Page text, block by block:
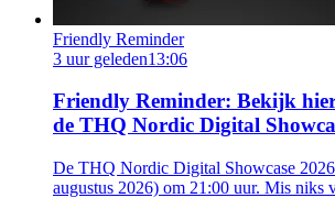
Friendly Reminder
3 uur geleden13:06
Friendly Reminder: Bekijk
de THQ Nordic Digital
De THQ Nordic Digital Showcase
augustus 2026) om 21:00 uur. Mis niks